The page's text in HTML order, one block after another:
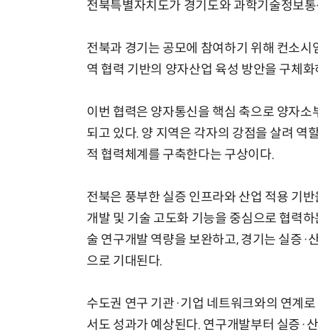
전북특별자치도가 경기도와 과학기술정보
전북과 경기는 공모에 참여하기 위해 컨소
역 협력 기반의 양자산업 육성 방안을 구체
이번 협력은 양자통신을 핵심 축으로 양자
되고 있다. 양 지역은 각자의 강점을 살려
적 협력체계를 구축한다는 구상이다.
전북은 풍부한 실증 인프라와 산업 적용 기
개발 및 기술 고도화 기능을 중심으로 협력
술 연구개발 역량을 보완하고, 경기는 실증·
으로 기대된다.
수도권 연구 기관·기업 네트워크와의 연계
서도 성과가 예상된다. 연구개발부터 실증·